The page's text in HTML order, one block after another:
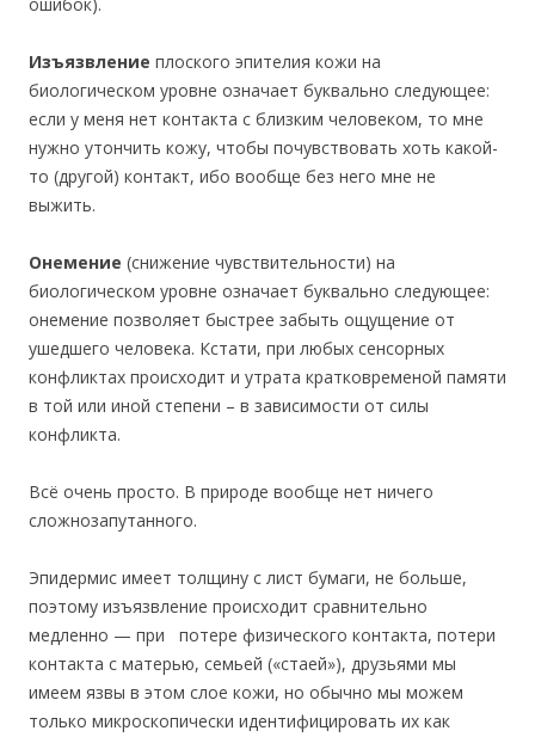
ошибок).
Изъязвление плоского эпителия кожи на
биологическом уровне означает буквально следующее:
если у меня нет контакта с близким человеком, то мне
нужно утончить кожу, чтобы почувствовать хоть какой-
то (другой) контакт, ибо вообще без него мне не
выжить.
Онемение (снижение чувствительности) на
биологическом уровне означает буквально следующее:
онемение позволяет быстрее забыть ощущение от
ушедшего человека. Кстати, при любых сенсорных
конфликтах происходит и утрата кратковременой памяти
в той или иной степени – в зависимости от силы
конфликта.
Всё очень просто. В природе вообще нет ничего
сложнозапутанного.
Эпидермис имеет толщину с лист бумаги, не больше,
поэтому изъязвление происходит сравнительно
медленно — при потере физического контакта, потери
контакта с матерью, семьей («стаей»), друзьями мы
имеем язвы в этом слое кожи, но обычно мы можем
только микроскопически идентифицировать их как